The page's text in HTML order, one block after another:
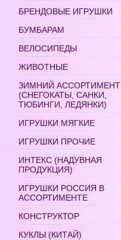
БРЕНДОВЫЕ ИГРУШКИ
БУМБАРАМ
ВЕЛОСИПЕДЫ
ЖИВОТНЫЕ
ЗИМНИЙ АССОРТИМЕНТ
(СНЕГОКАТЫ, САНКИ,
ТЮБИНГИ, ЛЕДЯНКИ)
ИГРУШКИ МЯГКИЕ
ИГРУШКИ ПРОЧИЕ
ИНТЕКС (НАДУВНАЯ
ПРОДУКЦИЯ)
ИГРУШКИ РОССИЯ В
АССОРТИМЕНТЕ
КОНСТРУКТОР
КУКЛЫ (КИТАЙ)